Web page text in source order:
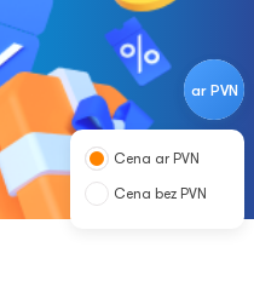
ar PVN
Cena ar PVN
Cena bez PVN